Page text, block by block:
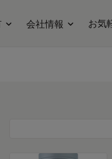
会社情報 お気